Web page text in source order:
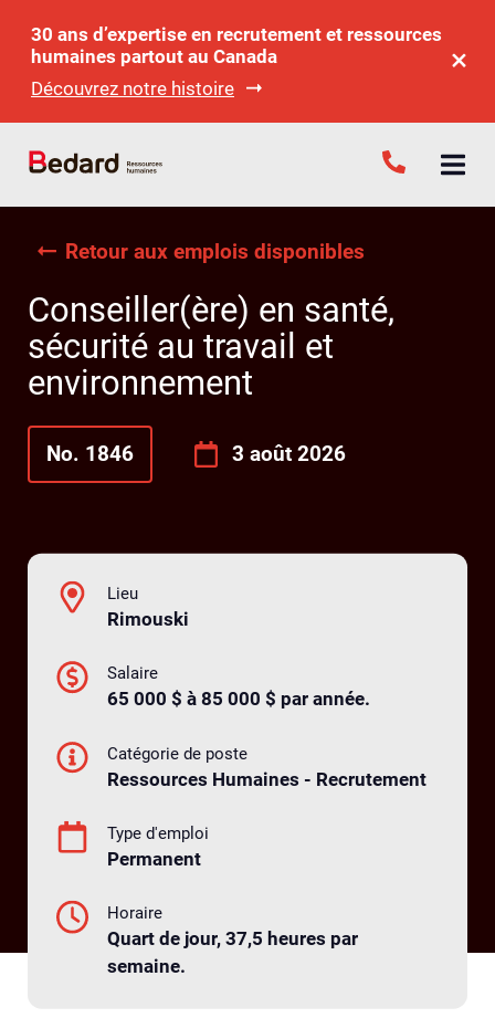
30 ans d’expertise en recrutement et ressources
humaines partout au Canada
Découvrez notre histoire
Retour aux emplois disponibles
Conseiller(ère) en santé,
sécurité au travail et
environnement
No. 1846 3 août 2026
Lieu
Rimouski
Salaire
65 000 $ à 85 000 $ par année.
Catégorie de poste
Ressources Humaines - Recrutement
Type d'emploi
Permanent
Horaire
Quart de jour, 37,5 heures par
semaine.